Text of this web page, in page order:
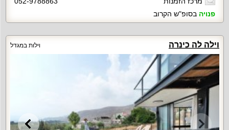
פנויה בסופ"ש הקרוב
וילה לה כינרה וילות במגדל